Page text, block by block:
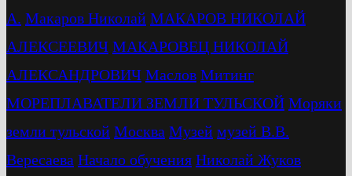
А. Макаров Николай МАКАРОВ НИКОЛАЙ
АЛЕКСЕЕВИЧ МАКАРОВЕЦ НИКОЛАЙ
АЛЕКСАНДРОВИЧ Маслов Митинг
МОРЕПЛАВАТЕЛИ ЗЕМЛИ ТУЛЬСКОЙ Моряки
земли тульской Москва Музей музей В.В.
Вересаева Начало обучения Николай Жуков